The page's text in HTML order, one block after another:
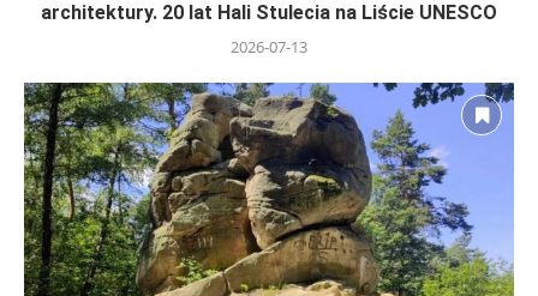
architektury. 20 lat Hali Stulecia na Liście UNESCO
2026-07-13